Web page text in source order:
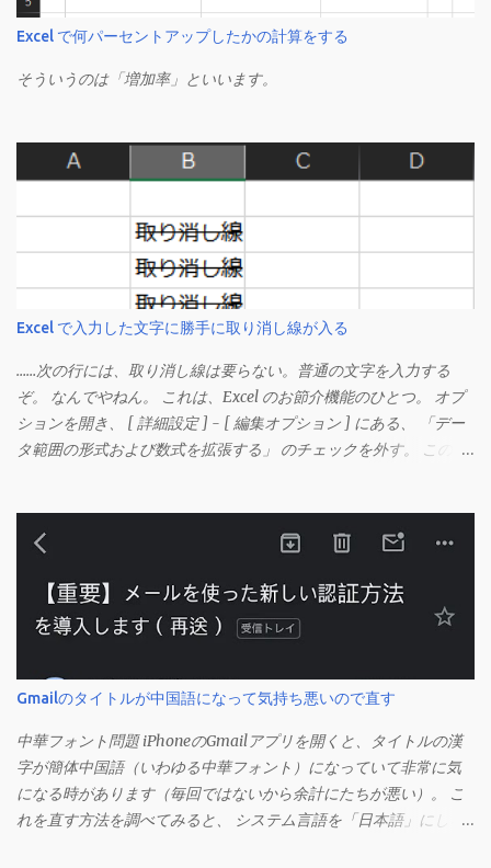
Excel で何パーセントアップしたかの計算をする
そういうのは「増加率」といいます。
Excel で入力した文字に勝手に取り消し線が入る
……次の行には、取り消し線は要らない。普通の文字を入力する
ぞ。 なんでやねん。 これは、Excel のお節介機能のひとつ。 オプ
ションを開き、 [ 詳細設定 ] - [ 編集オプション ] にある、 「デー
タ範囲の形式および数式を拡張する」 のチェックを外す。 この機
うです。 このオプションを解除して、他のセル（取り消し線の書
式がないセル）をコピーしてから、もう一度入力してみます。 今
度は大丈夫です。 Mac の場合、画面上部にあるメニューの
「Excel」をクリックして環境設定を開きます（「command + ,
（カンマ）」 でも開きます）。 「編集」を開きます。 「編集オプ
Gmailのタイトルが中国語になって気持ち悪いので直す
中華フォント問題 iPhoneのGmailアプリを開くと、タイトルの漢
字が簡体中国語（いわゆる中華フォント）になっていて非常に気
になる時があります（毎回ではないから余計にたちが悪い）。 こ
れを直す方法を調べてみると、 システム言語を「日本語」にしろ